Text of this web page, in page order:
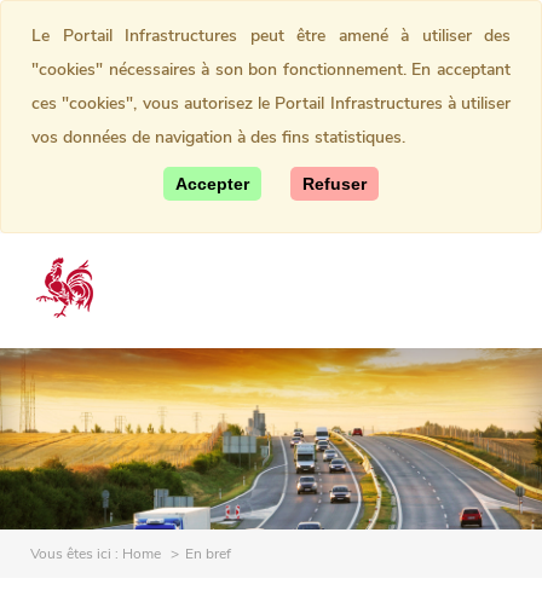
Vous êtes ici : Home En bref
Le Portail Infrastructures peut être amené à utiliser des
"cookies" nécessaires à son bon fonctionnement. En acceptant
ces "cookies", vous autorisez le Portail Infrastructures à utiliser
vos données de navigation à des fins statistiques.
Accepter Refuser